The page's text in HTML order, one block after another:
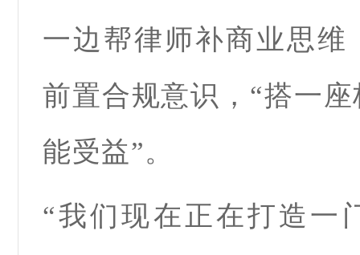
一边帮律师补商业思维
前置合规意识，“搭一
能受益”。
“我们现在正在打造一